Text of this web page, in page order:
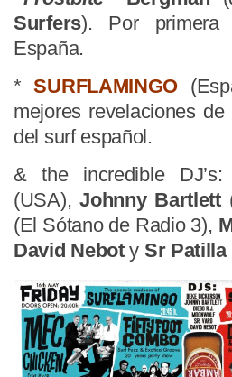
Surfers). Por
España.
*SURFLAMINGO
mejores revelaciones
del surf español.
& the incredible DJ’s:
(USA),Johnny Bartlett
(El Sótano de Radio 3),
David Neboty Sr Patilla